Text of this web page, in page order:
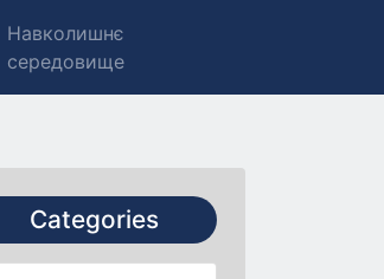
Навколишнє
середовище
Categories